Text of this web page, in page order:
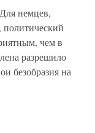
немцев,
чем в
разрешило
безобразия на